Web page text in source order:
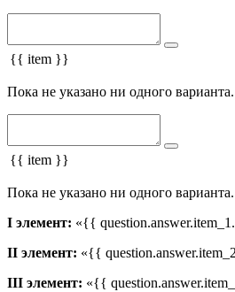
{{ item }}
Пока не указано ни одного варианта.
{{ item }}
Пока не указано ни одного варианта.
I элемент: «{{
II элемент: «{{
III элемент: «{{